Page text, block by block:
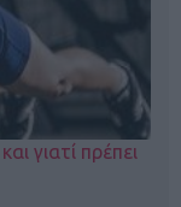
γιατί πρέπει